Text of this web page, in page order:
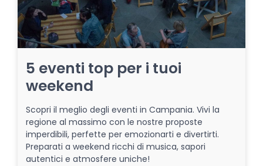
5 eventi top per i tuoi
weekend
Scopri il meglio degli eventi in Campania. Vivi la
regione al massimo con le nostre proposte
imperdibili, perfette per emozionarti e divertirti.
Preparati a weekend ricchi di musica, sapori
autentici e atmosfere uniche!